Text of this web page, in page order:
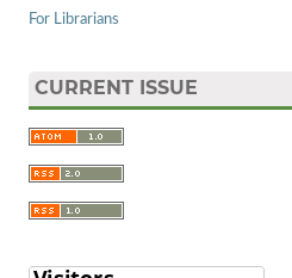
For Librarians
CURRENT ISSUE